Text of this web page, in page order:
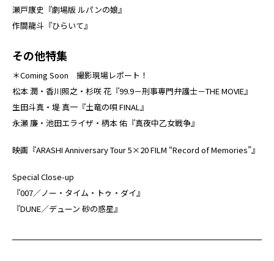
瀬戸康史『劇場版 ルパンの娘』
作間龍斗『ひらいて』
その他特集
＊Coming Soon 撮影現場レポート！
松本 潤・香川照之・杉咲 花『99.9－刑事専門弁護士－THE MOVIE』
生田斗真・堤 真一『土竜の唄 FINAL』
永瀬 廉・池田エライザ・柄本 佑『真夜中乙女戦争』
映画『ARASHI Anniversary Tour 5×20 FILM “Record of Memories”』
Special Close-up
『007／ノー・タイム・トゥ・ダイ』
『DUNE／デューン 砂の惑星』